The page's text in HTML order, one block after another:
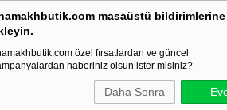
masaüstü bildirimlerine
özel fırsatlardan ve güncel
haberiniz olsun ister misiniz?
Daha Sonra
2500 TL ve Üzeri